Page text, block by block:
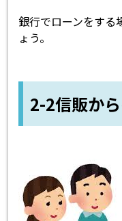
銀行でローンをする
ょう。
2-2信販か